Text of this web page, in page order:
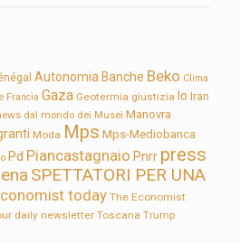
Autonomia Banche Beko Clima
Francia Gaza Geotermia giustizia Io Iran
dal mondo dei Musei Manovra
Moda Mps Mps-Mediobanca
Pd Piancastagnaio Pnrr press
SPETTATORI PER UNA
today The Economist
daily newsletter Toscana Trump